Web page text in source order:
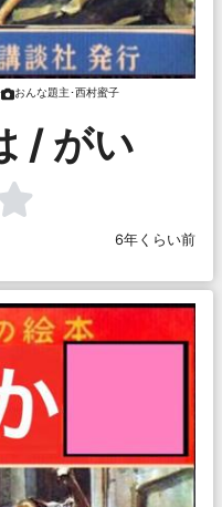
おんな題主･西村蜜子
/ がい
6年くらい前